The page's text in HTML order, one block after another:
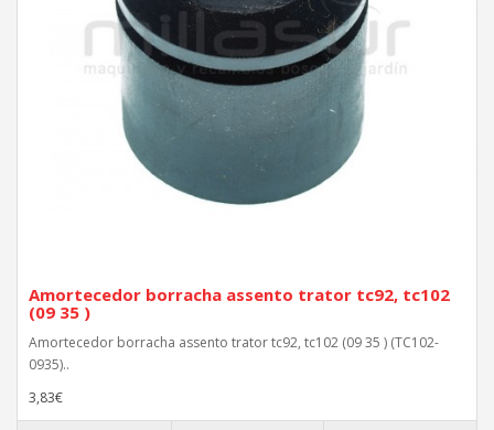
Amortecedor borracha assento trator tc92, tc102
(09 35 )
Amortecedor borracha assento trator tc92, tc102 (09 35 ) (TC102-
0935)..
3,83€